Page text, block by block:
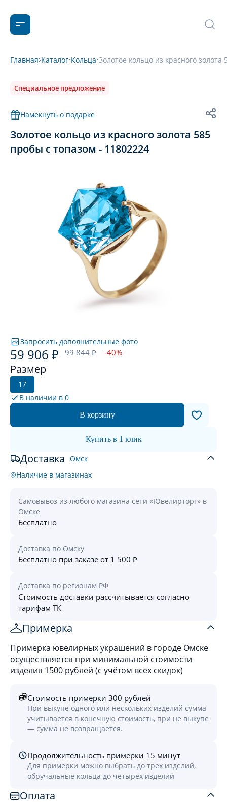
Главная Каталог Кольца Золотое кольцо из красного
Специальное предложение
Намекнуть о подарке
Золотое кольцо из красного золота 585
пробы с топазом - 11802224
Запросить дополнительные фото
59 906 ₽ 99 844 ₽ -40%
Размер
17
В наличии в 0
В корзину
Купить в 1 клик
Доставка Омск
Наличие в магазинах
Самовывоз из любого магазина сети «Ювелирторг» в
Омске
Бесплатно
Доставка по Омску
Бесплатно при заказе от 1 500 ₽
Доставка по регионам РФ
Стоимость доставки рассчитывается согласно
тарифам ТК
Примерка
Примерка ювелирных украшений в городе Омске
осуществляется при минимальной стоимости
изделия 1500 рублей (с учётом всех скидок)
Стоимость примерки 300 рублей
При выкупе одного или нескольких изделий сумма
учитывается в конечную стоимость, при не выкупе
— сумма не возвращается.
Продолжительность примерки 15 минут
Для примерки можно выбрать до трех изделий,
обручальные кольца до четырех изделий
Оплата